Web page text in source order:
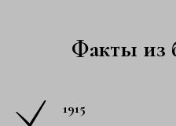
Факты из
1915